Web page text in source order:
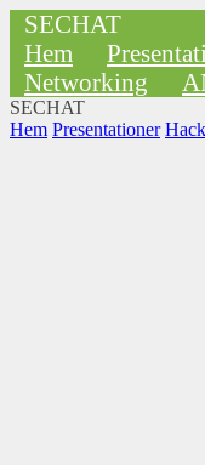
SECHAT
Hem
Networking
SECHAT
Hem Presentationer